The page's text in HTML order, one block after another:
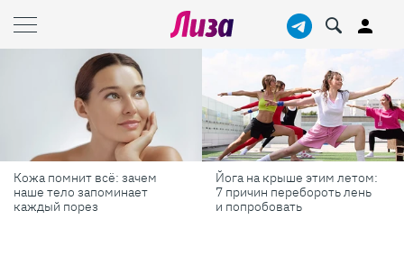
Йога на крыше этим летом:
7 причин перебороть лень
и попробовать
Готовь как шеф-повар: 6
профессиональных
секретов, которые помогут